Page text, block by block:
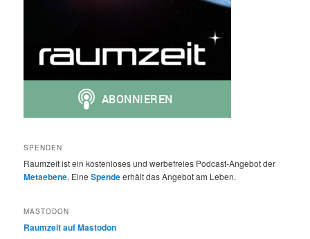
SPENDEN
Raumzeit ist ein kostenloses und werbefreies Podcast-Angebot der
Metaebene. EineSpendeerhält das Angebot am Leben.
MASTODON
Raumzeit auf Mastodon